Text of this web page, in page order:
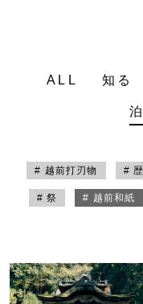
ALL 知る
# 越前打刃物 #
# 祭 # 越前和紙